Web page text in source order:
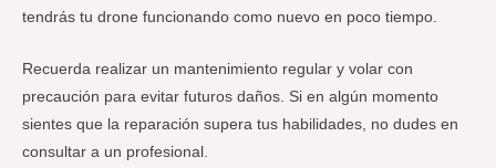
tendrás tu drone funcionando como nuevo en poco tiempo.
Recuerda realizar un mantenimiento regular y volar con
precaución para evitar futuros daños. Si en algún momento
sientes que la reparación supera tus habilidades, no dudes en
consultar a un profesional.